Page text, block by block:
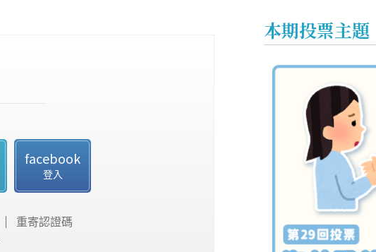
投票區
facebook
登入
重寄認證碼
本期投票主題